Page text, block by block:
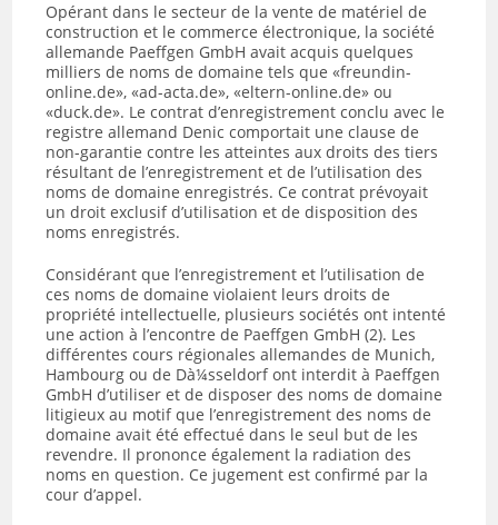
Opérant dans le secteur de la vente de matériel de
construction et le commerce électronique, la société
allemande Paeffgen GmbH avait acquis quelques
milliers de noms de domaine tels que «freundin-
online.de», «ad-acta.de», «eltern-online.de» ou
«duck.de». Le contrat d’enregistrement conclu avec le
registre allemand Denic comportait une clause de
non-garantie contre les atteintes aux droits des tiers
résultant de l’enregistrement et de l’utilisation des
noms de domaine enregistrés. Ce contrat prévoyait
un droit exclusif d’utilisation et de disposition des
noms enregistrés.
Considérant que l’enregistrement et l’utilisation de
ces noms de domaine violaient leurs droits de
propriété intellectuelle, plusieurs sociétés ont intenté
une action à l’encontre de Paeffgen GmbH (2). Les
différentes cours régionales allemandes de Munich,
Hambourg ou de Dà¼sseldorf ont interdit à Paeffgen
GmbH d’utiliser et de disposer des noms de domaine
litigieux au motif que l’enregistrement des noms de
domaine avait été effectué dans le seul but de les
revendre. Il prononce également la radiation des
noms en question. Ce jugement est confirmé par la
cour d’appel.